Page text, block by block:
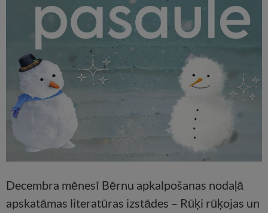
Decembra mēnesī Bērnu apkalpošanas nodaļā
apskatāmas literatūras izstādes – Rūķi rūķojas un